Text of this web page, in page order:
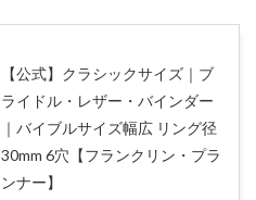
【公式】クラシックサイズ｜ブ
ライドル・レザー・バインダー
｜バイブルサイズ幅広 リング径
30mm 6穴【フランクリン・プラ
ンナー】